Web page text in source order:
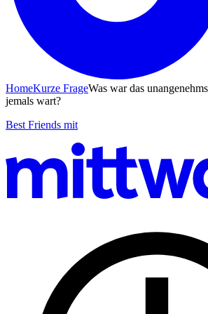
HomeKurze FrageWas war das
jemals wart?
Best Friends mit